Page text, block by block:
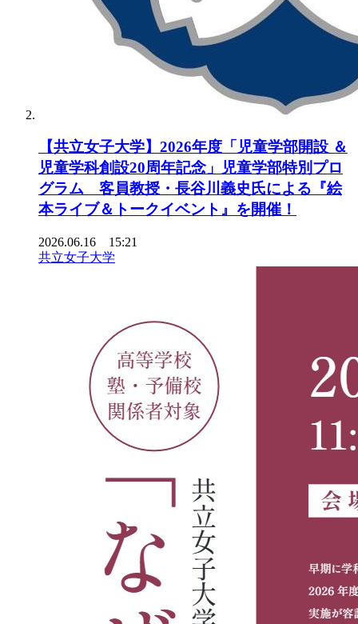
【共立女子大学】2026年度「児童学部開設 ＆
児童学科創設20周年記念」児童学部特別プロ
グラム 客員教授・長谷川義史氏による『絵
本ライブ＆トークイベント』を開催！
2026.06.16 15:21
共立女子大学